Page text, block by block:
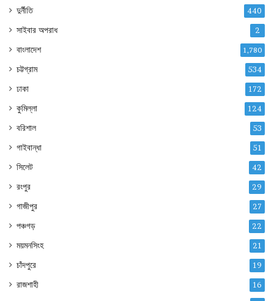
দুর্নীতি 440
সাইবার অপরাধ 2
বাংলাদেশ 1,780
চট্টগ্রাম 534
ঢাকা 172
কুমিল্লা 124
বরিশাল 53
গাইবান্ধা 51
সিলেট 42
রংপুর 29
গাজীপুর 27
পঞ্চগড় 22
ময়মনসিংহ 21
চাঁদপুরে 19
রাজশাহী 16